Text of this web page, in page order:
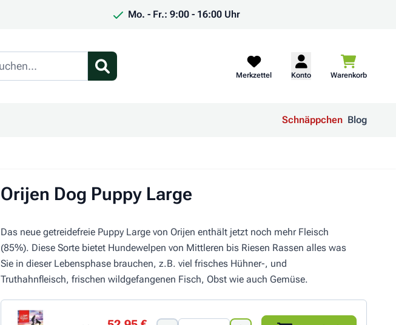
Mo. - Fr.: 9:00 - 16:00 Uhr
Merkzettel Konto Warenkorb
Schnäppchen Blog
Orijen Dog Puppy Large
Das neue getreidefreie Puppy Large von Orijen enthält jetzt noch mehr Fleisch
(85%). Diese Sorte bietet Hundewelpen von Mittleren bis Riesen Rassen alles was
Sie in dieser Lebensphase brauchen, z.B. viel frisches Hühner-, und
Truthahnfleisch, frischen wildgefangenen Fisch, Obst wie auch Gemüse.